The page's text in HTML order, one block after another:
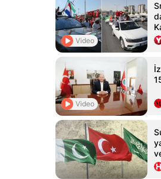
Video
Video